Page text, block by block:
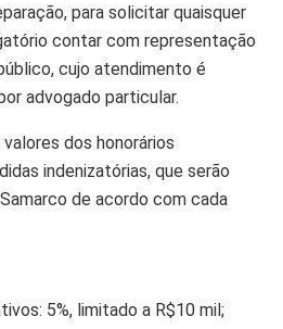
para solicitar quaisquer
contar com representação
cujo atendimento é
advogado particular.
dos honorários
indenizatórias, que serão
de acordo com cada
5%, limitado a R$10 mil;